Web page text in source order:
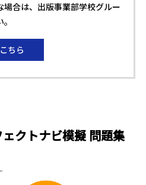
合は、出版事業部学校グルー
ちら
クトナビ模擬 問題集